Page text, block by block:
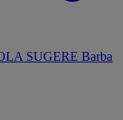
SUGERE Barba